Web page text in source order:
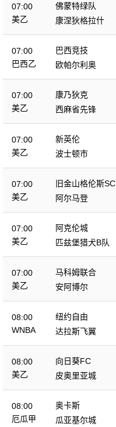
07:00
美乙
佛蒙特绿队
康涅狄格拉什
07:00
巴西乙
巴西竞技
欧帕尔利奥
07:00
美乙
康乃狄克
西麻省先锋
07:00
美乙
新英伦
波士顿市
07:00
美乙
旧金山格伦斯SC
阿尔马登
07:00
美乙
阿克伦城
匹兹堡猎犬B队
07:00
美乙
马科姆联合
安阿博尔
08:00
WNBA
纽约自由
达拉斯飞翼
08:00
美乙
向日葵FC
皮奥里亚城
08:00
厄瓜甲
奥卡斯
瓜亚基尔城